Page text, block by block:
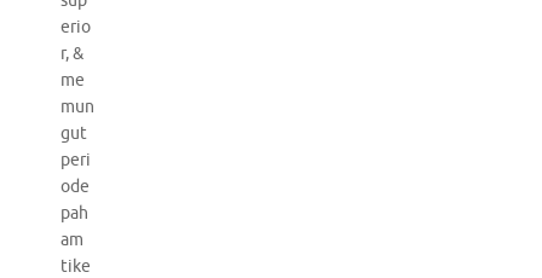
erio
r, &
me
mun
gut
peri
ode
pah
am
tike